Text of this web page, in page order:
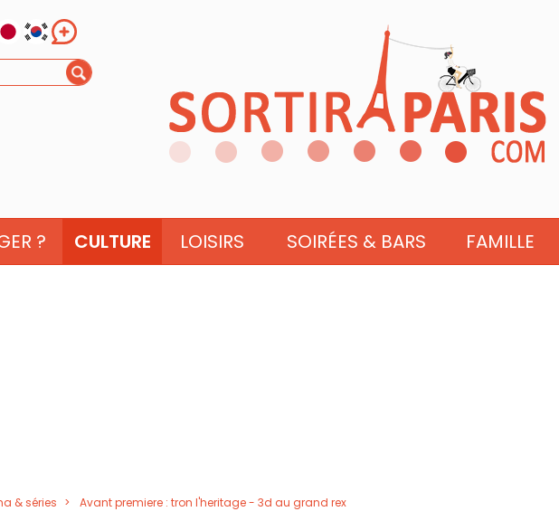
? CULTURE LOISIRS SOIRÉES & BARS FAMILLE
& séries Avant premiere : tron l'heritage - 3d au grand rex